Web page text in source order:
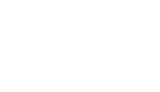
На заправках Владивостока